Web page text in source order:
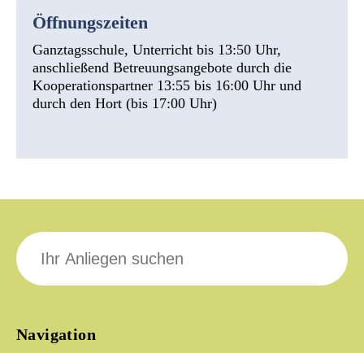
Öffnungszeiten
Ganztagsschule, Unterricht bis 13:50 Uhr,
anschließend Betreuungsangebote durch die
Kooperationspartner 13:55 bis 16:00 Uhr und
durch den Hort (bis 17:00 Uhr)
Navigation
Suche
nach: